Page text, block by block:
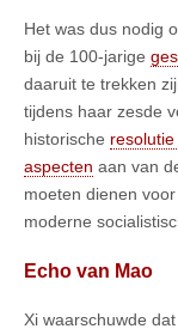
Het was dus nodig
bij de 100-jarige
daaruit te trekken
tijdens haar zesde
historische resolutie
aspecten aan van
moeten dienen
moderne
Echo van Mao
Xi waarschuwde